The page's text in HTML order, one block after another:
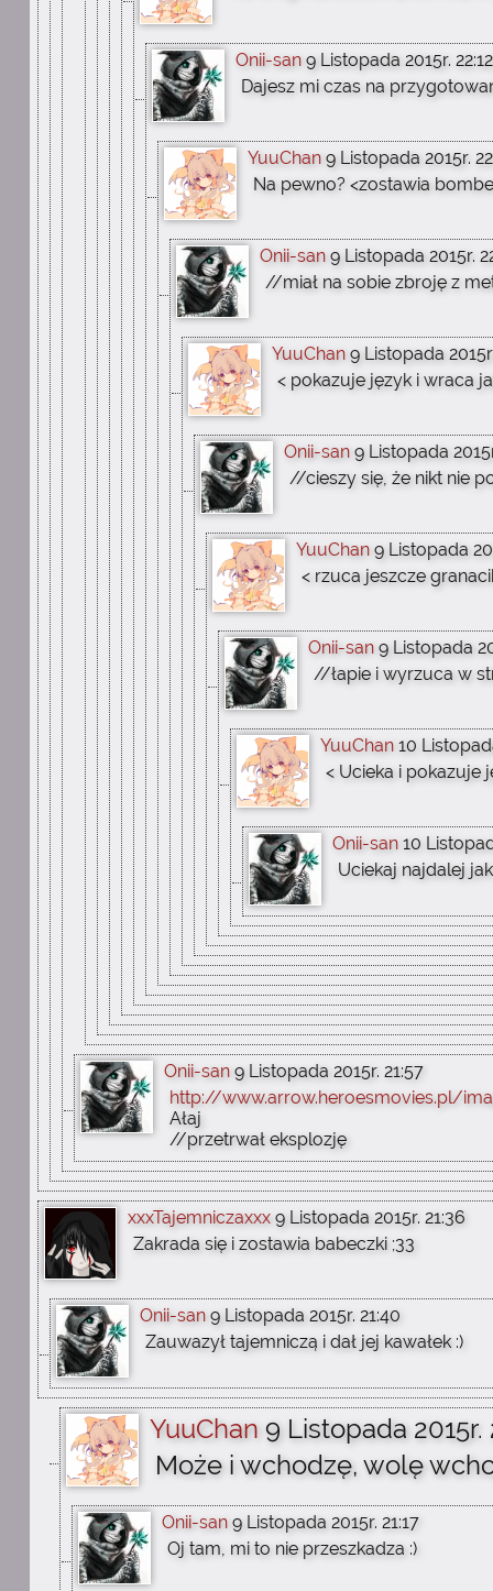
Onii-san 9 Listopada 2015r. 22:12
Dajesz mi czas na
YuuChan 9 Listopada 2015r.
Na pewno? <zostawia
Onii-san 9 Listopada 2015r.
//miał na sobie zbroję z
YuuChan 9 Listopada
< pokazuje język i wraca
Onii-san 9 Listopada
//cieszy się, że nikt nie
YuuChan 9 Listopada
< rzuca jeszcze
Onii-san 9 Listopada
//łapie i wyrzuca w
YuuChan 10
< Ucieka i pokazuje
Onii-san 10
Uciekaj najdalej
Onii-san 9 Listopada 2015r. 21:57
http://www.arrow.heroesmovies.pl/
Ałaj
//przetrwał eksplozję
xxxTajemniczaxxx 9 Listopada 2015r. 21:36
Zakrada się i zostawia babeczki ;33
Onii-san 9 Listopada 2015r. 21:40
Zauwazył tajemniczą i dał jej kawałek :)
YuuChan 9 Listopada 2015r.
Może i wchodzę, wolę
Onii-san 9 Listopada 2015r. 21:17
Oj tam, mi to nie przeszkadza :)